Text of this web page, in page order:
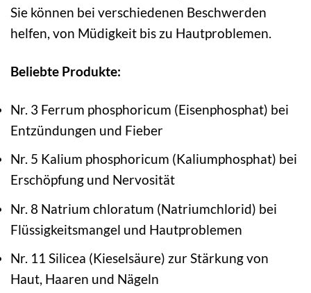
Sie können bei verschiedenen Beschwerden
helfen, von Müdigkeit bis zu Hautproblemen.
Beliebte Produkte:
Nr. 3 Ferrum phosphoricum (Eisenphosphat) bei
Entzündungen und Fieber
Nr. 5 Kalium phosphoricum (Kaliumphosphat) bei
Erschöpfung und Nervosität
Nr. 8 Natrium chloratum (Natriumchlorid) bei
Flüssigkeitsmangel und Hautproblemen
Nr. 11 Silicea (Kieselsäure) zur Stärkung von
Haut, Haaren und Nägeln